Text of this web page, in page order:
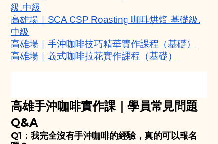
級.中級
高雄場｜SCA CSP Roasting 咖啡烘焙 基礎級.
中級
高雄場｜手沖咖啡技巧精華實作課程（基礎）
高雄場｜義式咖啡拉花實作課程（基礎）
高雄手沖咖啡實作課｜學員常見問題
Q&A
Q1：我完全沒有手沖咖啡的經驗，真的可以報名